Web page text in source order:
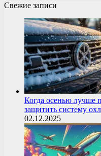
Свежие записи
Когда осенью лучше
защитить систему
02.12.2025